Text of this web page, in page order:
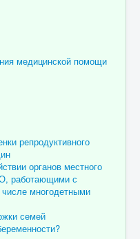
медицинской помощи
репродуктивного
органов местного
работающими с
многодетными
семей